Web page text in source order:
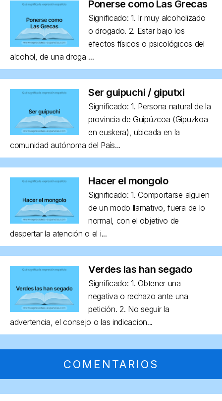
Ponerse como Las Grecas
Significado: 1. Ir muy alcoholizado
o drogado. 2. Estar bajo los
efectos físicos o psicológicos del
alcohol, de una droga ...
Ser guipuchi / giputxi
Significado: 1. Persona natural de la
provincia de Guipúzcoa (Gipuzkoa
en euskera), ubicada en la
comunidad autónoma del País...
Hacer el mongolo
Significado: 1. Comportarse alguien
de un modo llamativo, fuera de lo
normal, con el objetivo de
despertar la atención o el i...
Verdes las han segado
Significado: 1. Obtener una
negativa o rechazo ante una
petición. 2. No seguir la
advertencia, el consejo o las indicacion...
COMENTARIOS